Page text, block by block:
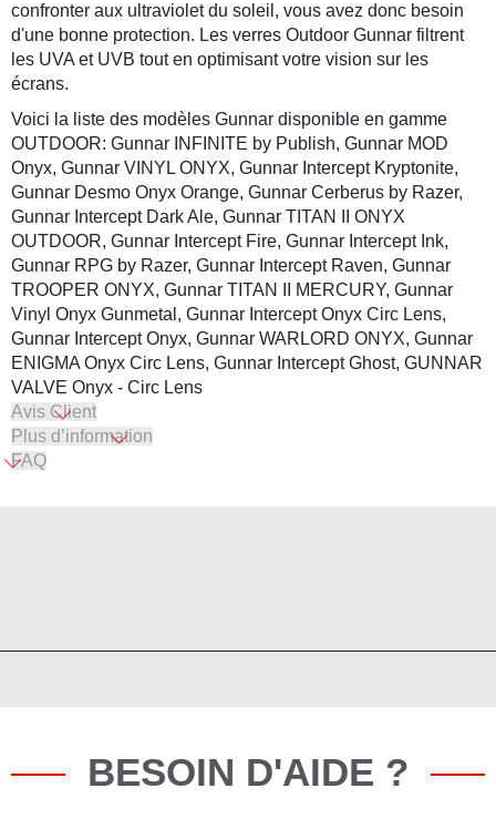
confronter aux ultraviolet du soleil, vous avez donc besoin
d'une bonne protection. Les verres Outdoor Gunnar filtrent
les UVA et UVB tout en optimisant votre vision sur les
écrans.
Voici la liste des modèles Gunnar disponible en gamme
OUTDOOR: Gunnar INFINITE by Publish, Gunnar MOD
Onyx, Gunnar VINYL ONYX, Gunnar Intercept Kryptonite,
Gunnar Desmo Onyx Orange, Gunnar Cerberus by Razer,
Gunnar Intercept Dark Ale, Gunnar TITAN II ONYX
OUTDOOR, Gunnar Intercept Fire, Gunnar Intercept Ink,
Gunnar RPG by Razer, Gunnar Intercept Raven, Gunnar
TROOPER ONYX, Gunnar TITAN II MERCURY, Gunnar
Vinyl Onyx Gunmetal, Gunnar Intercept Onyx Circ Lens,
Gunnar Intercept Onyx, Gunnar WARLORD ONYX, Gunnar
ENIGMA Onyx Circ Lens, Gunnar Intercept Ghost, GUNNAR
VALVE Onyx - Circ Lens
Avis Client
Plus d’information
FAQ
BESOIN D'AIDE ?